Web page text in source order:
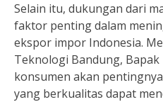
Selain itu, dukungan dari
faktor penting dalam
ekspor impor Indonesia.
Teknologi Bandung,
konsumen akan
yang berkualitas dapat